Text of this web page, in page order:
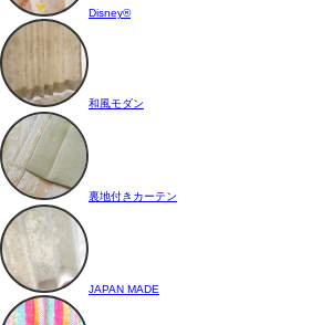
Disney®
和風モダン
裏地付きカーテン
JAPAN MADE